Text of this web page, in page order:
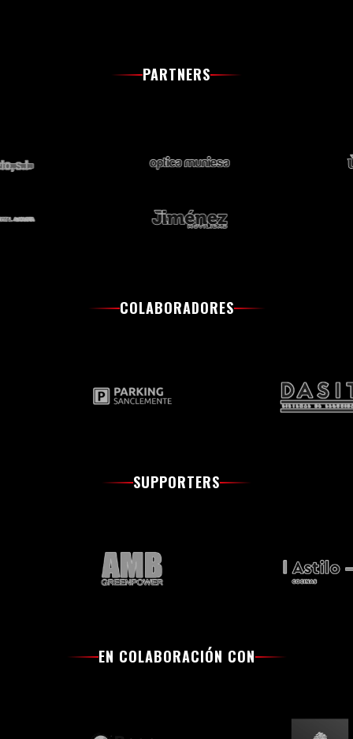
PARTNERS
COLABORADORES
SUPPORTERS
EN COLABORACIÓN CON